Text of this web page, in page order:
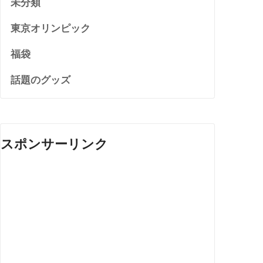
未分類
東京オリンピック
福袋
話題のグッズ
スポンサーリンク